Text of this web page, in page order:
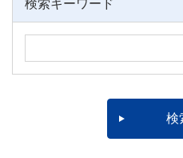
検索キーワード